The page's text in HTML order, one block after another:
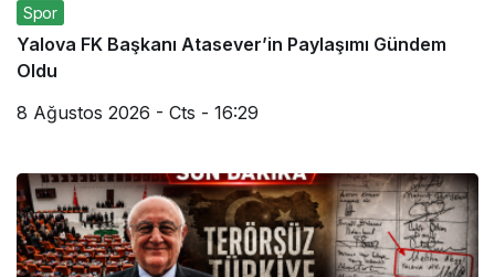
Spor
Yalova FK Başkanı Atasever’in Paylaşımı Gündem
Oldu
8 Ağustos 2026 - Cts - 16:29